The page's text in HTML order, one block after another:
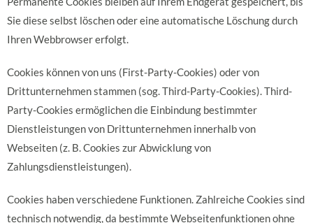
Sie diese selbst löschen oder eine automatische Löschung durch
Ihren Webbrowser erfolgt.
Cookies können von uns (First-Party-Cookies) oder von
Drittunternehmen stammen (sog. Third-Party-Cookies). Third-
Party-Cookies ermöglichen die Einbindung bestimmter
Dienstleistungen von Drittunternehmen innerhalb von
Webseiten (z. B. Cookies zur Abwicklung von
Zahlungsdienstleistungen).
Cookies haben verschiedene Funktionen. Zahlreiche Cookies sind
technisch notwendig, da bestimmte Webseitenfunktionen ohne